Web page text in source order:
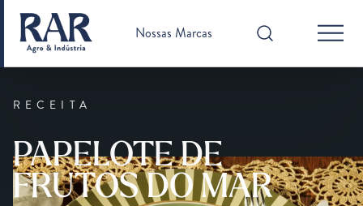
Nossas Marcas
RECEITA
PAPELOTE DE
FRUTOS DO MAR